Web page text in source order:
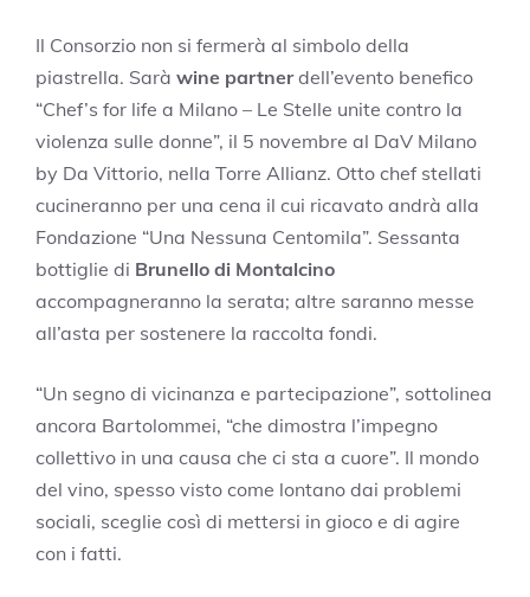
Il Consorzio non si fermerà al simbolo della
piastrella. Sarà wine partnerdell’evento benefico
“Chef’s for life a Milano – Le Stelle unite contro la
violenza sulle donne”, il 5 novembre al DaV Milano
by Da Vittorio, nella Torre Allianz. Otto chef stellati
cucineranno per una cena il cui ricavato andrà alla
Fondazione “Una Nessuna Centomila”. Sessanta
bottiglie di Brunello di Montalcino
accompagneranno la serata; altre saranno messe
all’asta per sostenere la raccolta fondi.
“Un segno di vicinanza e partecipazione”, sottolinea
ancora Bartolommei, “che dimostra l’impegno
collettivo in una causa che ci sta a cuore”. Il mondo
del vino, spesso visto come lontano dai problemi
sociali, sceglie così di mettersi in gioco e di agire
con i fatti.